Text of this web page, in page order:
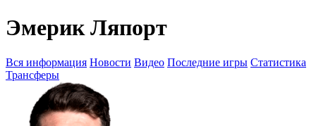
Эмерик Ляпорт
Вся информация Новости Видео Последние игры Статистика
Трансферы